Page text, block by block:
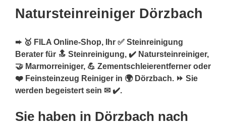
Natursteinreiniger Dörzbach
➨ 🥇 FILA Online-Shop, Ihr ✅ Steinreinigung
Berater für 🔝 Steinreinigung, ✔️ Natursteinreiniger,
🤝 Marmorreiniger, 💪 Zementschleierentferner oder
❤️ Feinsteinzeug Reiniger in 🌍 Dörzbach. ⏩ Sie
werden begeistert sein ✉ ✔️.
Sie haben in Dörzbach nach